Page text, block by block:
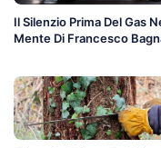
Il Silenzio Prima Del Gas
Mente Di Francesco